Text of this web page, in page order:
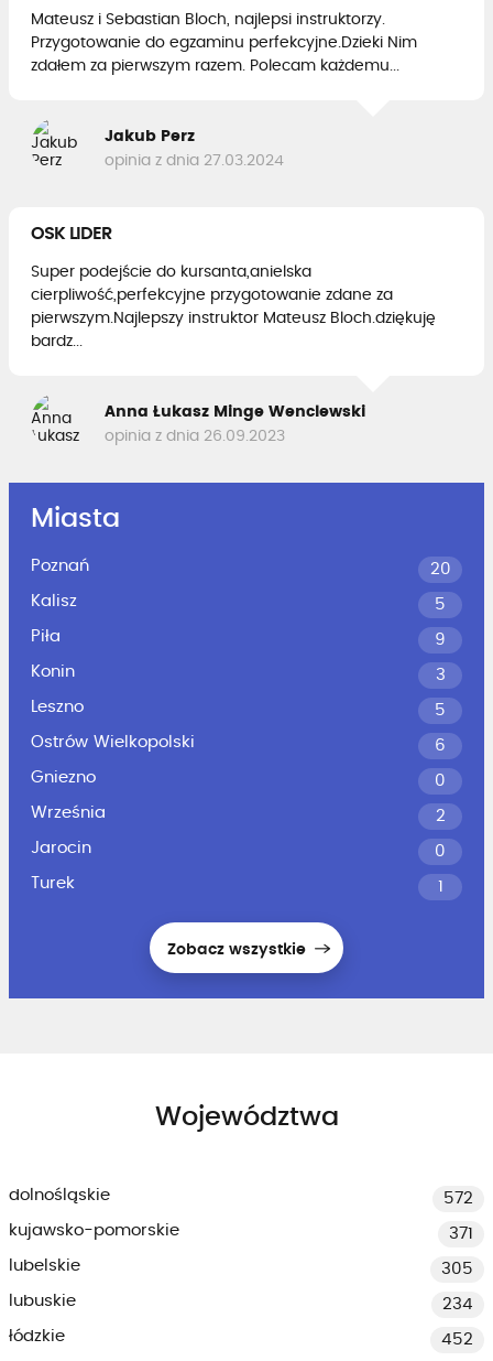
Mateusz i Sebastian Bloch, najlepsi instruktorzy.
Przygotowanie do egzaminu perfekcyjne.Dzieki Nim
zdałem za pierwszym razem. Polecam każdemu...
Jakub Perz
opinia z dnia 27.03.2024
OSK LIDER
Super podejście do kursanta,anielska
cierpliwość,perfekcyjne przygotowanie zdane za
pierwszym.Najlepszy instruktor Mateusz Bloch.dziękuję
bardz...
Anna Łukasz Minge Wenclewski
opinia z dnia 26.09.2023
Miasta
Poznań
20
Kalisz
5
Piła
9
Konin
3
Leszno
5
Ostrów Wielkopolski
6
Gniezno
0
Września
2
Jarocin
0
Turek
1
Zobacz wszystkie
Województwa
dolnośląskie
572
kujawsko-pomorskie
371
lubelskie
305
lubuskie
234
łódzkie
452